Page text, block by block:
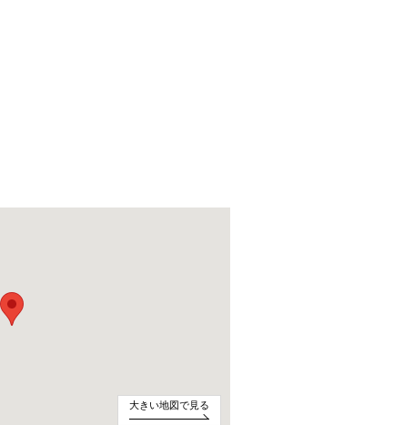
大きい地図で見る